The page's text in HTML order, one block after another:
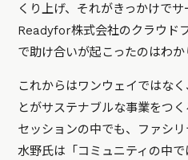
くり上げ、それがきっかけでサ
Readyfor株式会社のクラウド
で助け合いが起こったのはわか
これからはワンウェイではな
とがサステナブルな事業をつ
セッションの中でも、ファシ
水野氏は「コミュニティの中